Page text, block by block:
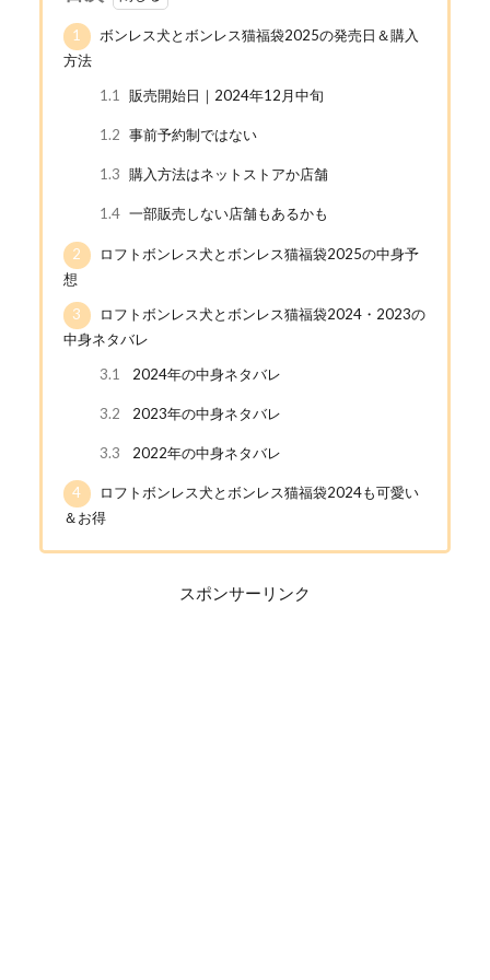
1
ボンレス犬とボンレス猫福袋2025の発売日＆購入
方法
1.1 販売開始日｜2024年12月中旬
1.2 事前予約制ではない
1.3 購入方法はネットストアか店舗
1.4 一部販売しない店舗もあるかも
2
ロフトボンレス犬とボンレス猫福袋2025の中身予
想
3
ロフトボンレス犬とボンレス猫福袋2024・2023の
中身ネタバレ
3.1
2024年の中身ネタバレ
3.2 2023年の中身ネタバレ
3.3 2022年の中身ネタバレ
4
ロフトボンレス犬とボンレス猫福袋2024も可愛い
＆お得
スポンサーリンク